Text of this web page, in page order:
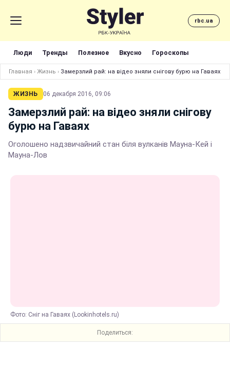
rbc.ua
Люди Тренды Полезное Вкусно Гороскопы
Главная › Жизнь › Замерзлий рай: на відео зняли снігову бурю на Гаваях
ЖИЗНЬ 06 декабря 2016, 09:06
Замерзлий рай: на відео зняли снігову
бурю на Гаваях
Оголошено надзвичайний стан біля вулканів Мауна-Кей і
Мауна-Лов
Фото: Сніг на Гаваях (Lookinhotels.ru)
Поделиться: